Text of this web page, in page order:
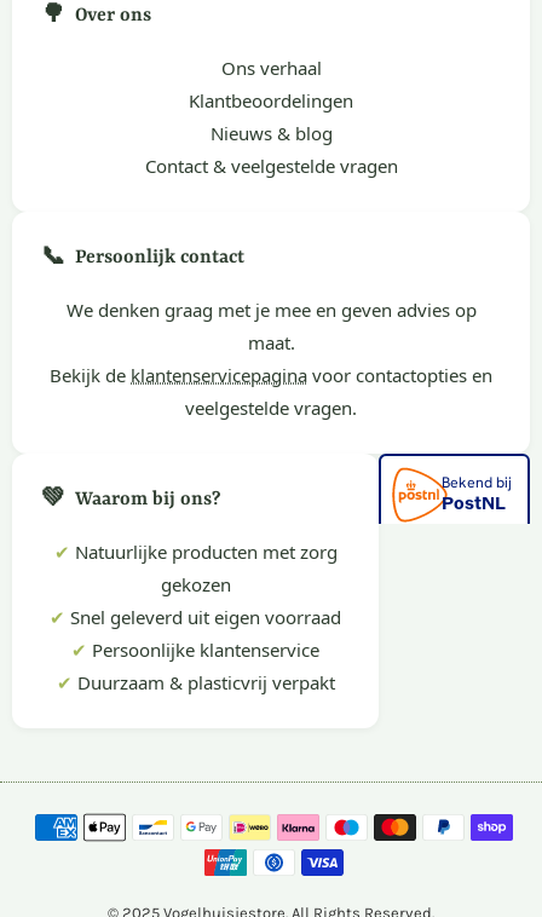
🌳 Over ons
Ons verhaal
Klantbeoordelingen
Nieuws & blog
Contact & veelgestelde vragen
📞 Persoonlijk contact
We denken graag met je mee en geven advies op
maat.
Bekijk de klantenservicepagina voor contactopties en
veelgestelde vragen.
💚 Waarom bij ons?
✔ Natuurlijke producten met zorg
gekozen
✔ Snel geleverd uit eigen voorraad
✔ Persoonlijke klantenservice
✔ Duurzaam & plasticvrij verpakt
© 2025 Vogelhuisjestore. All Rights Reserved.